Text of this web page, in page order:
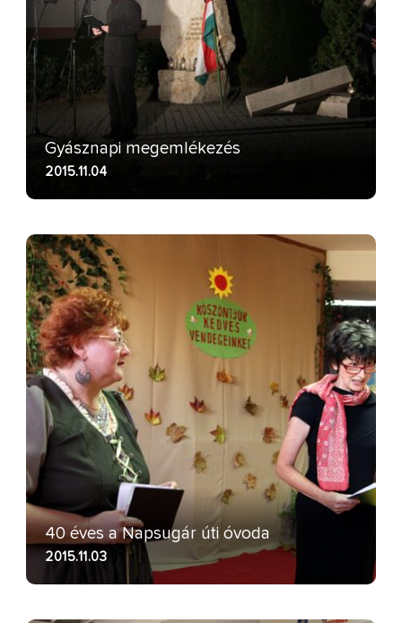
Gyásznapi megemlékezés
2015.11.04
40 éves a Napsugár úti óvoda
2015.11.03